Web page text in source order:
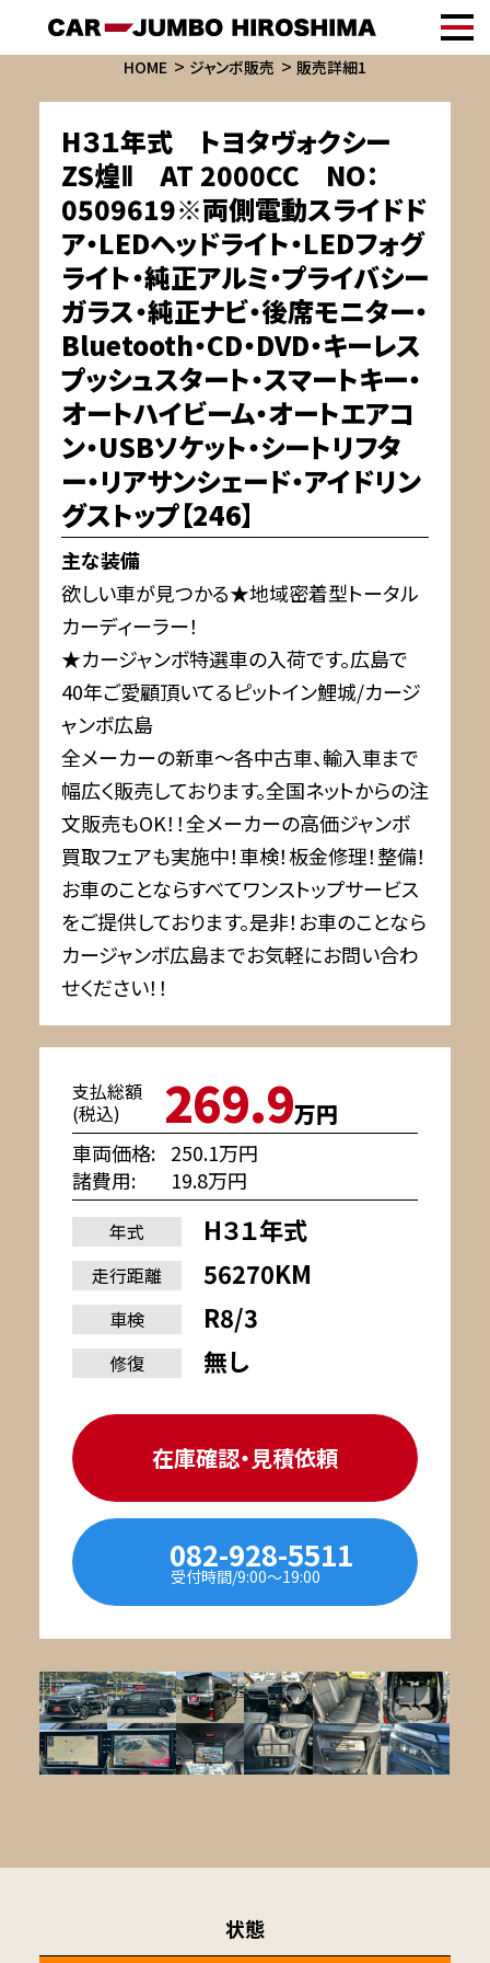
HOME ジャンボ販売 販売詳細1
H３１年式 トヨタヴォクシー
ZS煌Ⅱ AT 2000CC NO：
0509619※両側電動スライドド
ア・LEDヘッドライト・LEDフォグ
ライト・純正アルミ・プライバシー
ガラス・純正ナビ・後席モニター・
Bluetooth・CD・DVD・キーレス
プッシュスタート・スマートキー・
オートハイビーム・オートエアコ
ン・USBソケット・シートリフタ
ー・リアサンシェード・アイドリン
グストップ【246】
主な装備
欲しい車が見つかる★地域密着型トータル
カーディーラー！
★カージャンボ特選車の入荷です。広島で
40年ご愛顧頂いてるピットイン鯉城/カージ
ャンボ広島
全メーカーの新車～各中古車、輸入車まで
幅広く販売しております。全国ネットからの注
文販売もOK！！全メーカーの高価ジャンボ
買取フェアも実施中！車検！板金修理！整備！
お車のことならすべてワンストップサービス
をご提供しております。是非！お車のことなら
カージャンボ広島までお気軽にお問い合わ
せください！！
支払総額
(税込)
269.9万円
車両価格
250.1万円
諸費用
19.8万円
年式 H３１年式
走行距離 56270KM
車検 R8/3
修復 無し
在庫確認・見積依頼
082-928-5511
受付時間/9:00〜19:00
状態